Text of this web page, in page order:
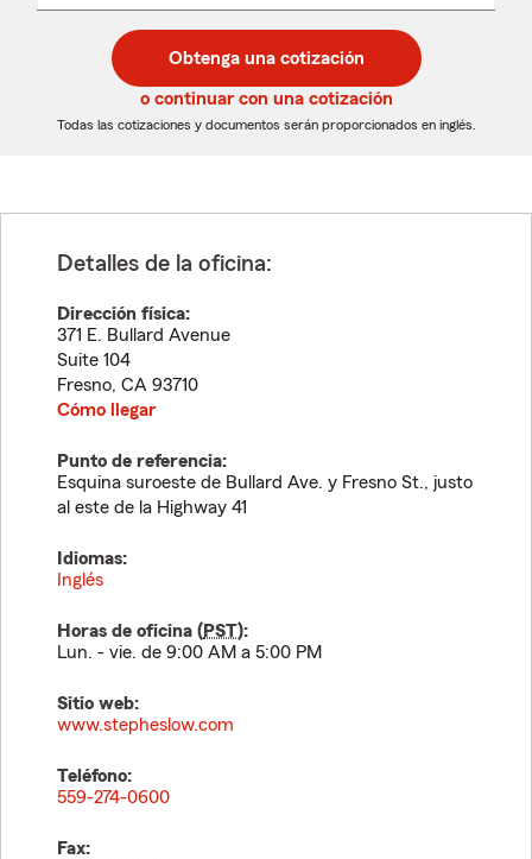
desplegable
de
5
dígitos
de
5
dígitos
Obtenga una cotización
o continuar con una cotización
Todas las cotizaciones y documentos serán proporcionados en inglés.
Detalles de la oficina:
Dirección física:
371 E. Bullard Avenue
Suite 104
Fresno, CA 93710
Cómo llegar
Punto de referencia:
Esquina suroeste de Bullard Ave. y Fresno St., justo
al este de la Highway 41
Idiomas:
Inglés
Horas de oficina (PST):
Lun. - vie. de 9:00 AM a 5:00 PM
Sitio web:
www.stepheslow.com
Teléfono:
559-274-0600
Fax: